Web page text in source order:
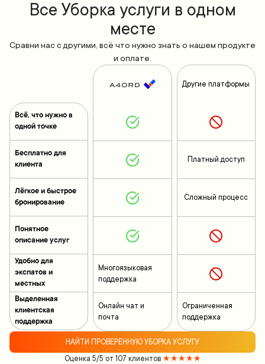
Все Уборка услуги в одном
месте
Сравни нас с другими, всё что нужно знать о нашем продукте
и оплате.
Всё, что нужно в
одной точке
Бесплатно для
клиента
Лёгкое и быстрое
бронирование
Понятное
описание услуг
Удобно для
экспатов и
местных
Выделенная
клиентская
поддержка
Многоязыковая
поддержка
Онлайн чат и
почта
Другие платформы
Платный доступ
Сложный процесс
Ограниченная
поддержка
НАЙТИ ПРОВЕРЕННУЮ УБОРКА УСЛУГУ
Оценка 5/5 от 107 клиентов ★★★★★